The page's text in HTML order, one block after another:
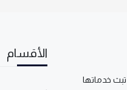
خدماتها
الأقسام